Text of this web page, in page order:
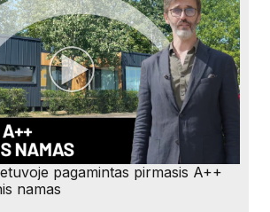
pagamintas pirmasis A++
namas